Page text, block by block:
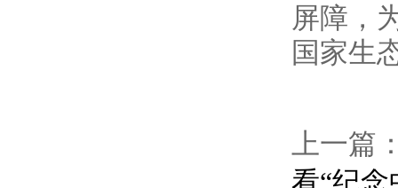
屏障，
国家生
上一篇